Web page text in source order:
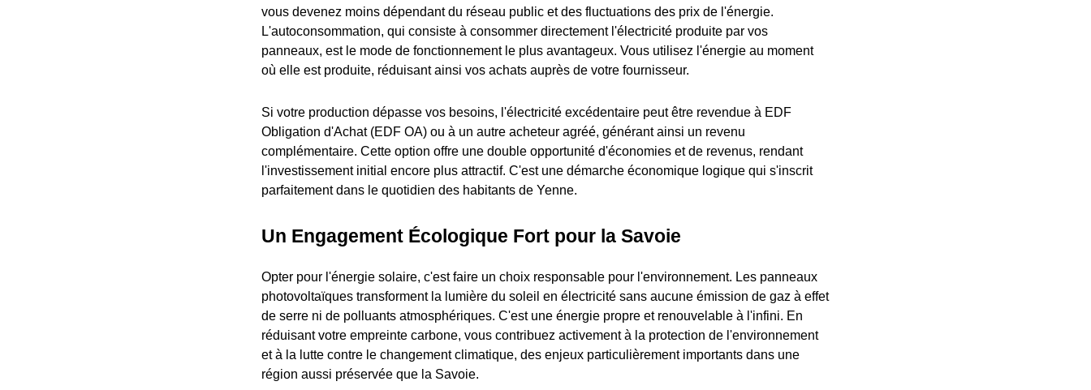
vous devenez moins dépendant du réseau public et des fluctuations des prix de l'énergie.
L'autoconsommation, qui consiste à consommer directement l'électricité produite par vos
panneaux, est le mode de fonctionnement le plus avantageux. Vous utilisez l'énergie au moment
où elle est produite, réduisant ainsi vos achats auprès de votre fournisseur.
Si votre production dépasse vos besoins, l'électricité excédentaire peut être revendue à EDF
Obligation d'Achat (EDF OA) ou à un autre acheteur agréé, générant ainsi un revenu
complémentaire. Cette option offre une double opportunité d'économies et de revenus, rendant
l'investissement initial encore plus attractif. C'est une démarche économique logique qui s'inscrit
parfaitement dans le quotidien des habitants de Yenne.
Un Engagement Écologique Fort pour la Savoie
Opter pour l'énergie solaire, c'est faire un choix responsable pour l'environnement. Les panneaux
photovoltaïques transforment la lumière du soleil en électricité sans aucune émission de gaz à effet
de serre ni de polluants atmosphériques. C'est une énergie propre et renouvelable à l'infini. En
réduisant votre empreinte carbone, vous contribuez activement à la protection de l'environnement
et à la lutte contre le changement climatique, des enjeux particulièrement importants dans une
région aussi préservée que la Savoie.